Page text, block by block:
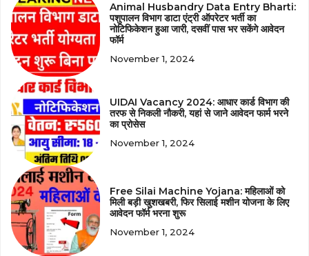
Animal Husbandry Data Entry Bharti:
पशुपालन विभाग डाटा एंट्री ऑपरेटर भर्ती का
नोटिफिकेशन हुआ जारी, दसवीं पास भर सकेंगे आवेदन
फॉर्म
November 1, 2024
UIDAI Vacancy 2024: आधार कार्ड विभाग की
तरफ से निकली नौकरी, यहां से जाने आवेदन फार्म भरने
का प्रोसेस
November 1, 2024
Free Silai Machine Yojana: महिलाओं को
मिली बड़ी खुशखबरी, फिर सिलाई मशीन योजना के लिए
आवेदन फॉर्म भरना शुरू
November 1, 2024